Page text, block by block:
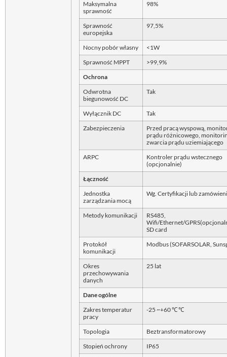
Maksymalna
sprawność
98%
Sprawność
europejska
97,5%
Nocny pobór własny <1W
Sprawność MPPT >99,9%
Ochrona
Odwrotna
biegunowość DC
Tak
Wyłącznik DC Tak
Zabezpieczenia
Przed pracą wyspową,
prądu różnicowego,
zwarcia prądu uziemiającego
ARPC
Kontroler prądu wstecznego
(opcjonalnie)
Łączność
Jednostka
zarządzania mocą
Wg. Certyfikacji lub
Metody komunikacji
RS485,
Wifi/Ethernet/
SD card
Protokół
komunikacji
Modbus (SOFARSOLAR,
Okres
przechowywania
danych
25 lat
Dane ogólne
Zakres temperatur
pracy
-25 ~+60 ℃ ℃
Topologia Beztransformatorowy
Stopień ochrony IP65